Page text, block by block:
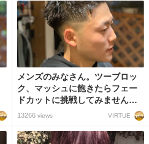
メンズのみなさん。ツーブロッ
ク、マッシュに飽きたらフェー
ドカットに挑戦してみません
か？
13266views VIRTUE